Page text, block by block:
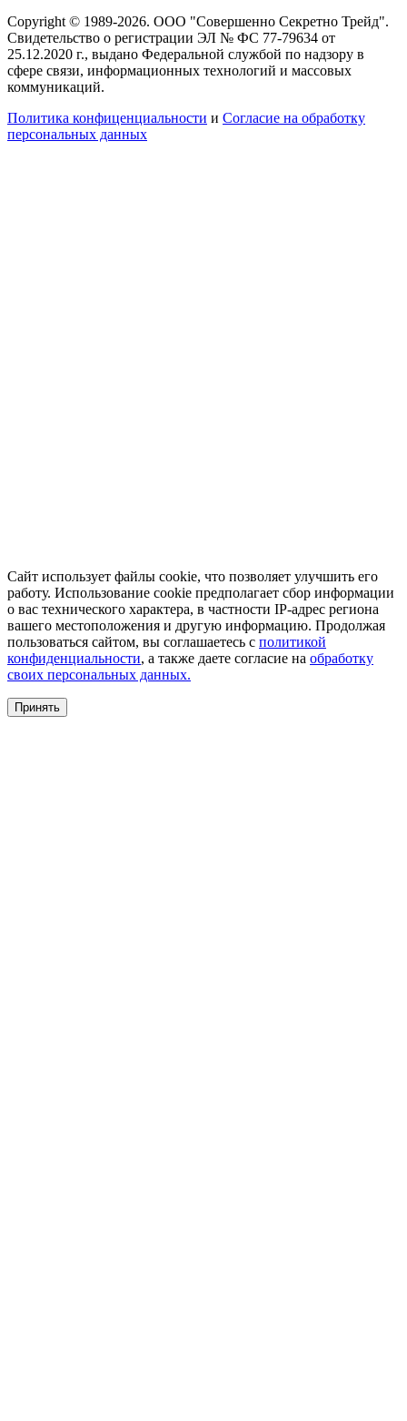
Copyright © 1989-2026. ООО "Совершенно Секретно Трейд".
Свидетельство о регистрации ЭЛ № ФС 77-79634 от
25.12.2020 г., выдано Федеральной службой по надзору в
сфере связи, информационных технологий и массовых
коммуникаций.
Политика конфиценциальности и Согласие на обработку
персональных данных
Сайт использует файлы cookie, что позволяет улучшить его
работу. Использование cookie предполагает сбор информации
о вас технического характера, в частности IP-адрес региона
вашего местоположения и другую информацию. Продолжая
пользоваться сайтом, вы соглашаетесь с политикой
конфиденциальности, а также даете согласие на обработку
своих персональных данных.
Принять